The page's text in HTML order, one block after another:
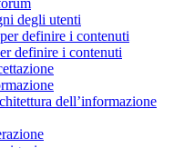
degli utenti
definire i contenuti
definire i contenuti
dell’informazione